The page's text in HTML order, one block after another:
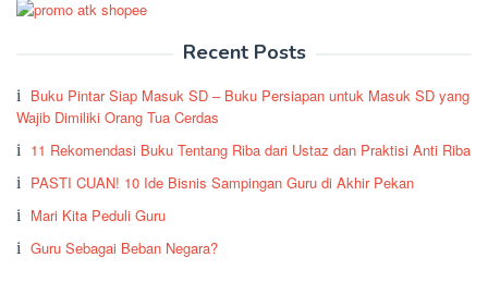
Recent Posts
Buku Pintar Siap Masuk SD – Buku Persiapan untuk Masuk SD yang
Wajib Dimiliki Orang Tua Cerdas
11 Rekomendasi Buku Tentang Riba dari Ustaz dan Praktisi Anti Riba
PASTI CUAN! 10 Ide Bisnis Sampingan Guru di Akhir Pekan
Mari Kita Peduli Guru
Guru Sebagai Beban Negara?